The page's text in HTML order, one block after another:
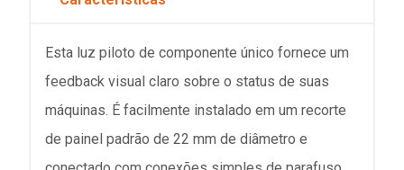
Esta luz piloto de componente único fornece um
feedback visual claro sobre o status de suas
máquinas. É facilmente instalado em um recorte
de painel padrão de 22 mm de diâmetro e